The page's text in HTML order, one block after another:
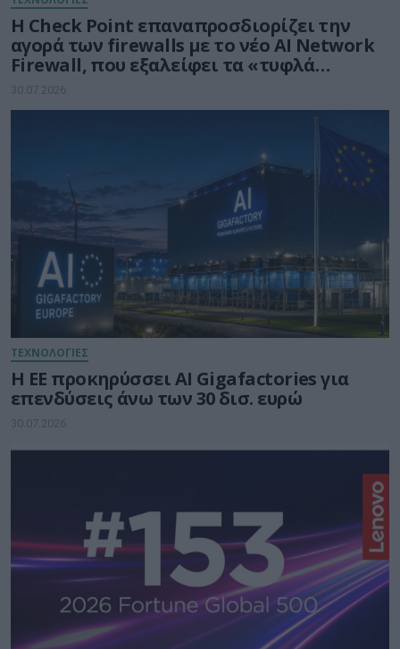
Η Check Point επαναπροσδιορίζει την
αγορά των firewalls με το νέο AI Network
Firewall, που εξαλείφει τα «τυφλά
σημεία» της Τεχνητής Νοημοσύνης σε
κάθε δίκτυο
30.07.2026
ΤΕΧΝΟΛΟΓΙΕΣ
Η ΕΕ προκηρύσσει AI Gigafactories για
επενδύσεις άνω των 30 δισ. ευρώ
30.07.2026